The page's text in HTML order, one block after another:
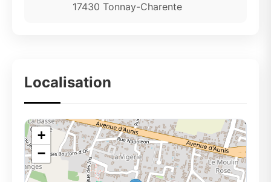
17430 Tonnay-Charente
Localisation
+
−